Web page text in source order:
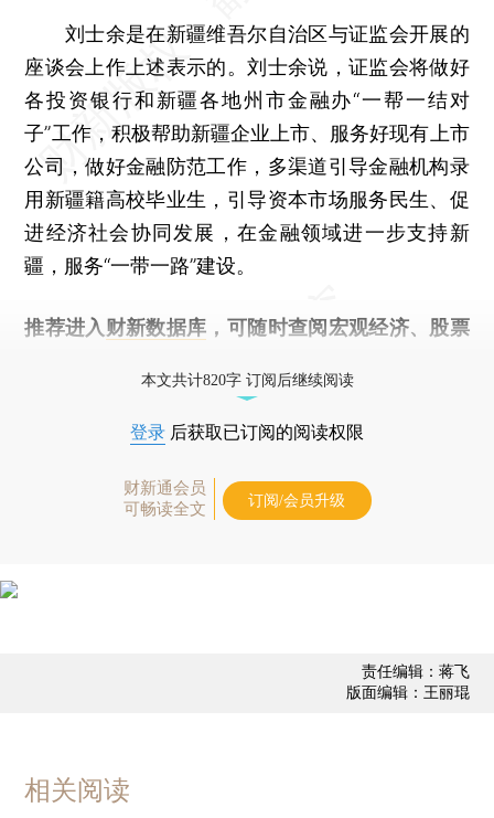
刘士余是在新疆维吾尔自治区与证监会开展的
座谈会上作上述表示的。刘士余说，证监会将做好
各投资银行和新疆各地州市金融办“一帮一结对
子”工作，积极帮助新疆企业上市、服务好现有上市
公司，做好金融防范工作，多渠道引导金融机构录
用新疆籍高校毕业生，引导资本市场服务民生、促
进经济社会协同发展，在金融领域进一步支持新
疆，服务“一带一路”建设。
推荐进入 财新数据库 ，可随时查阅宏观经济、股票
本文共计820字 订阅后继续阅读
登录 后获取已订阅的阅读权限
财新通会员
可畅读全文
订阅/会员升级
责任编辑：蒋飞
版面编辑：王丽琨
相关阅读